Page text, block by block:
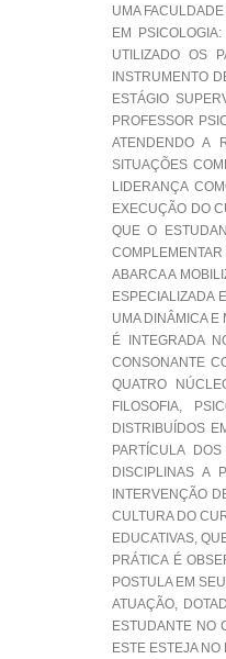
UMA
EM
UTILIZADO OS
INSTRUMENTO
ESTÁGIO
PROFESSOR
ATENDENDO A
SITUAÇÕES
LIDERANÇA
EXECUÇÃO DO
QUE O
ABARCA A
ESPECIALIZADA
UMA DINÂMICA
É INTEGRADA
CONSONANTE
QUATRO
FILOSOFIA,
DISTRIBUÍDOS
PARTÍCULA
DISCIPLINAS A
INTERVENÇÃO
CULTURA DO
EDUCATIVAS,
PRÁTICA É
POSTULA EM
ATUAÇÃO,
ESTUDANTE NO
ESTE ESTEJA